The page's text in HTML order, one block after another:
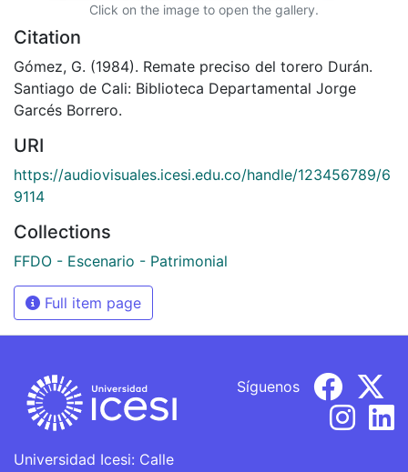
Click on the image to open the gallery.
Citation
Gómez, G. (1984). Remate preciso del torero Durán.
Santiago de Cali: Biblioteca Departamental Jorge
Garcés Borrero.
URI
https://audiovisuales.icesi.edu.co/handle/123456789/6
9114
Collections
FFDO - Escenario - Patrimonial
Full item page
Universidad Icesi: Calle
Síguenos